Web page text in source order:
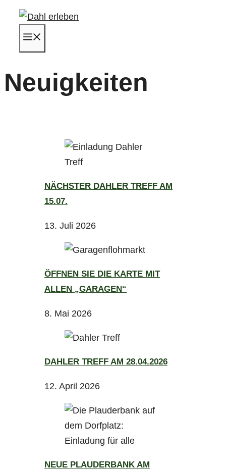
Zum
Inhalt
springen
Neuigkeiten
NÄCHSTER DAHLER TREFF AM
15.07.
13. Juli 2026
ÖFFNEN SIE DIE KARTE MIT
ALLEN „GARAGEN“
8. Mai 2026
DAHLER TREFF AM 28.04.2026
12. April 2026
NEUE PLAUDERBANK AM